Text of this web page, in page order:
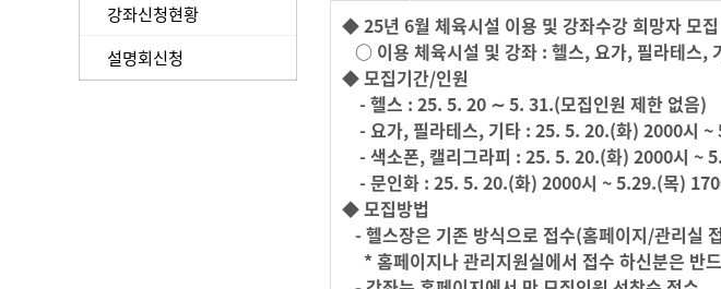
강좌신청현황
설명회신청
◆ 25년 6월 체육시설 이용 및 강좌수강 희망자 모
○ 이용 체육시설 및 강좌 : 헬스, 요가, 필라테스,
◆ 모집기간/인원
- 헬스 : 25. 5. 20 ∼ 5. 31.(모집인원 제한 없음)
- 요가, 필라테스, 기타 : 25. 5. 20.(화) 2000시
- 색소폰, 캘리그라피 : 25. 5. 20.(화) 2000시 ~
- 문인화 : 25. 5. 20.(화) 2000시 ~ 5.29.(
◆ 모집방법
- 헬스장은 기존 방식으로 접수(홈페이지/관리실
* 홈페이지나 관리지원실에서 접수 하신분은 반